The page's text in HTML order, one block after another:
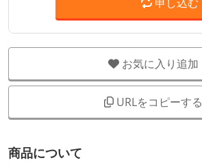
お気に入り追加
URLをコピーする
商品について